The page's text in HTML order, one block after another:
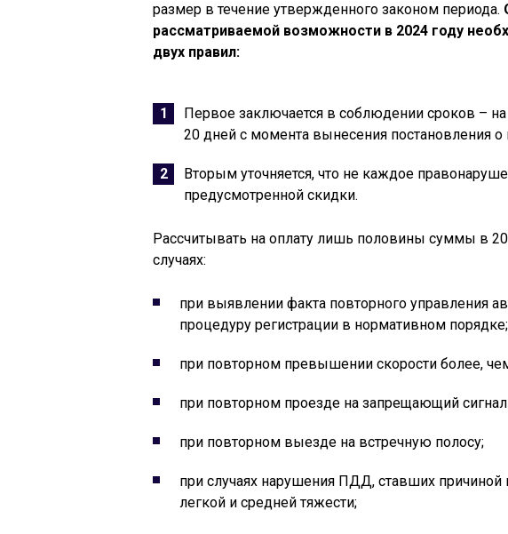
размер в течение утвержденного законом периода.
рассматриваемой возможности в 2024 году
двух правил:
Первое заключается в соблюдении сроков –
20 дней с момента вынесения постановления о
Вторым уточняется, что не каждое
предусмотренной скидки.
Рассчитывать на оплату лишь половины суммы в
случаях:
при выявлении факта повторного управления
процедуру регистрации в нормативном порядке;
при повторном превышении скорости более,
при повторном проезде на запрещающий
при повторном выезде на встречную полосу;
при случаях нарушения ПДД, ставших
легкой и средней тяжести;